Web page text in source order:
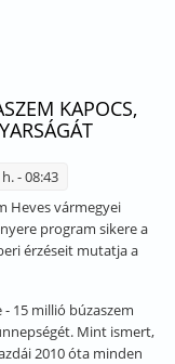
KAPOCS,
- 08:43
Heves vármegyei
program sikere a
érzéseit mutatja a
15 millió búzaszem
Mint ismert,
2010 óta minden